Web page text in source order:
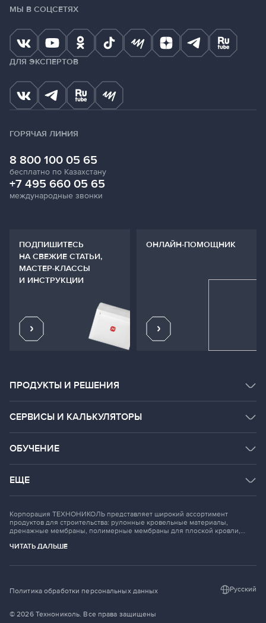
МЫ В СОЦСЕТЯХ
ДЛЯ ЭКСПЕРТОВ
ГОРЯЧАЯ ЛИНИЯ
8 800 100 05 65
бесплатно по Казахстану
+7 495 660 05 65
международные звонки
ПОДПИШИТЕСЬ
НА СВЕЖИЕ СТАТЬИ,
МАСТЕР-КЛАССЫ
И ИНСТРУКЦИИ
ОНЛАЙН-ПОМОЩНИК
ПРОДУКТЫ И РЕШЕНИЯ
ДОКУМЕНТАЦИЯ
DOM TN
СЕРВИСЫ И КАЛЬКУЛЯТОРЫ
ROOF.RU
ОБУЧЕНИЕ
ЕЩЕ
НАЧНИТЕ ПЕРЕВОЗКИ
НОВОСТИ
БЛОГ ШКОЛА МАСТЕРСТВА
Корпорация ТЕХНОНИКОЛЬ представляет широкий ассортимент
продуктов для строительства: рулонные кровельные материалы,
дренажные мембраны, полимерные мембраны для плоской кровли,
герметики, рубероид, материалы для транспортно-дорожного
ЧИТАТЬ ДАЛЬШЕ
© 2026 Технониколь. Все права защищены
Политика обработки персональных данных Русский